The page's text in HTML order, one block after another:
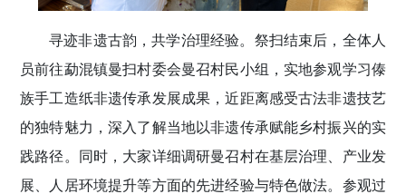
寻迹非遗古韵，共学治理经验。祭扫结束后，全体人
员前往勐混镇曼扫村委会曼召村民小组，实地参观学习傣
族手工造纸非遗传承发展成果，近距离感受古法非遗技艺
的独特魅力，深入了解当地以非遗传承赋能乡村振兴的实
践路径。同时，大家详细调研曼召村在基层治理、产业发
展、人居环境提升等方面的先进经验与特色做法。参观过